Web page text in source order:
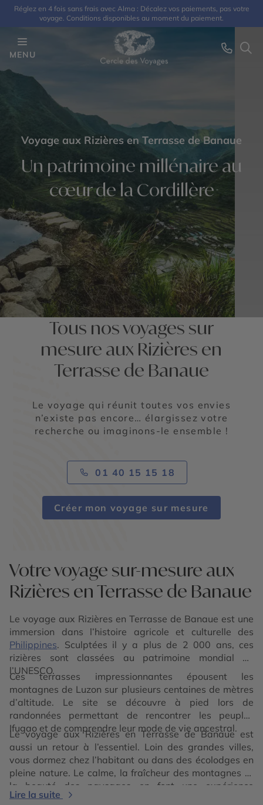
Réglez en 4 fois sans frais avec Alma : Décalez vos paiements, pas votre
voyage. Conditions disponibles au moment du paiement.
MENU
Voyage aux Rizières en Terrasse de Banaue
Un patrimoine millénaire au
cœur de la Cordillère
Tous nos voyages sur
mesure aux Rizières en
Terrasse de Banaue
Le voyage qui réunit toutes vos envies
n’existe pas encore… élargissez votre
recherche ou imaginons-le ensemble !
01 40 15 15 18
Créer mon voyage sur mesure
Votre voyage sur-mesure aux
Rizières en Terrasse de Banaue
Le voyage aux Rizières en Terrasse de Banaue est une
immersion dans l’histoire agricole et culturelle des
Philippines. Sculptées il y a plus de 2 000 ans, ces
rizières sont classées au patrimoine mondial de
l’UNESCO.
Ces terrasses impressionnantes épousent les
montagnes de Luzon sur plusieurs centaines de mètres
d’altitude. Le site se découvre à pied lors de
randonnées permettant de rencontrer les peuples
Ifugao et de comprendre leur mode de vie ancestral.
Le voyage aux Rizières en Terrasse de Banaue est
aussi un retour à l’essentiel. Loin des grandes villes,
vous dormez chez l’habitant ou dans des écolodges en
pleine nature. Le calme, la fraîcheur des montagnes et
la beauté des paysages en font une expérience
inoubliable.
Lire la suite